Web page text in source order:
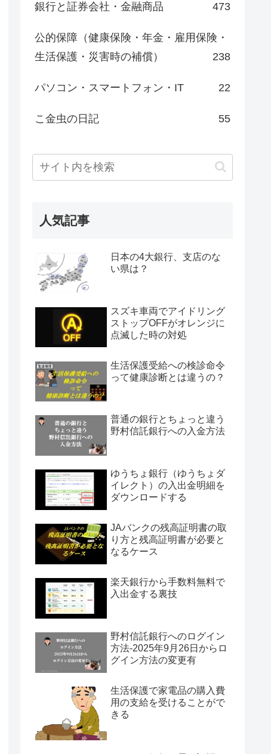
銀行と証券会社・金融商品 473
公的保障（健康保険・年金・雇用保険・
生活保護・災害時の補償）
238
パソコン・スマートフォン・IT 22
こ金虫の日記 55
人気記事
日本の4大銀行、支店のな
い県は？
スズキ車両でアイドリング
ストップOFFがオレンジに
点滅した時の対処
生活保護受給への検診命令
って健康診断とは違うの？
普通の銀行とちょっと違う
野村信託銀行への入金方法
ゆうちょ銀行（ゆうちょダ
イレクト）の入出金明細を
ダウンロードする
JAバンクの残高証明書の取
り方と残高証明書が必要と
なるケース
楽天銀行から手数料無料で
入出金する裏技
野村信託銀行へのログイン
方法-2025年9月26日からロ
グイン方法の変更有
生活保護で家電品の購入費
用の支給を受けることがで
きる